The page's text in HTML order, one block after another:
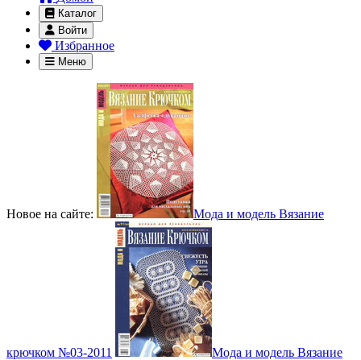
Каталог
Войти
Избранное
Меню
Новое на сайте: Мода и модель Вязание
крючком №03-2011 Мода и модель Вязание